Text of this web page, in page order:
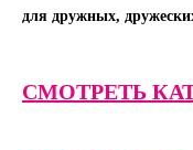
для дружных,
СМОТРЕТЬ